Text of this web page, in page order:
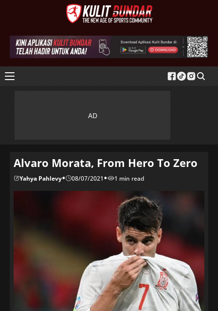
Alvaro Morata, From Hero To Zero
Yahya Pahlevy• 08/07/2021• 1 min read